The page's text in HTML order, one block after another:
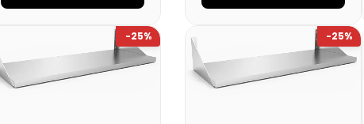
Cargando…
Precio final (+21%)
133,58 €
Cargando…
Precio final (+21%)
114,35 €
-25% -25%